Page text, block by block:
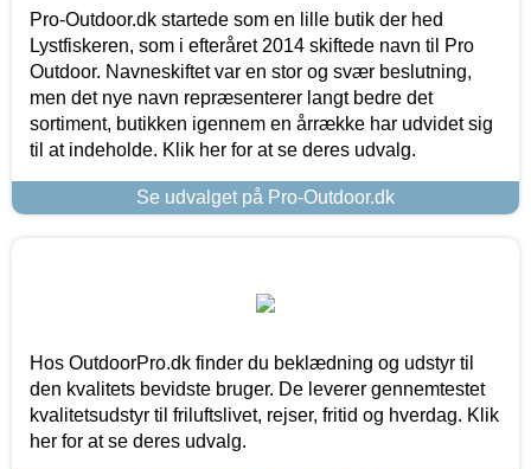
Pro-Outdoor.dk startede som en lille butik der hed
Lystfiskeren, som i efteråret 2014 skiftede navn til Pro
Outdoor. Navneskiftet var en stor og svær beslutning,
men det nye navn repræsenterer langt bedre det
sortiment, butikken igennem en årrække har udvidet sig
til at indeholde. Klik her for at se deres udvalg.
Se udvalget på Pro-Outdoor.dk
Hos OutdoorPro.dk finder du beklædning og udstyr til
den kvalitets bevidste bruger. De leverer gennemtestet
kvalitetsudstyr til friluftslivet, rejser, fritid og hverdag. Klik
her for at se deres udvalg.